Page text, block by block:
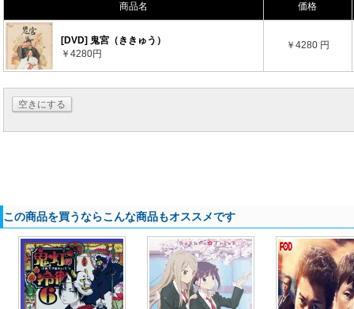
商品名 価格
[DVD] 鬼宮（ききゅう）
￥4280円
￥4280 円
空きにする
この商品を買うならこんな商品もオススメです